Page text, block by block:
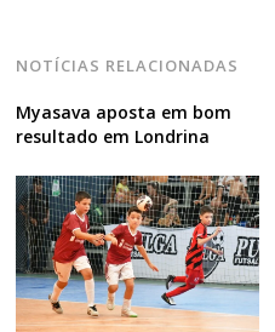
NOTÍCIAS RELACIONADAS
Myasava aposta em bom
resultado em Londrina